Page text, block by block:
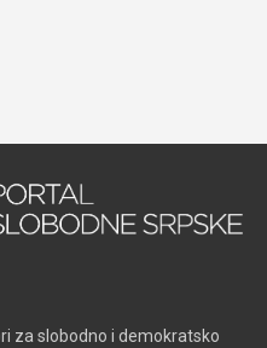
za slobodno i demokratsko